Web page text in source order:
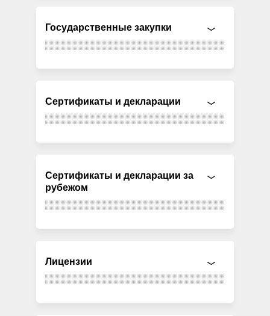
Государственные закупки
Сертификаты и декларации
Сертификаты и декларации за
рубежом
Лицензии